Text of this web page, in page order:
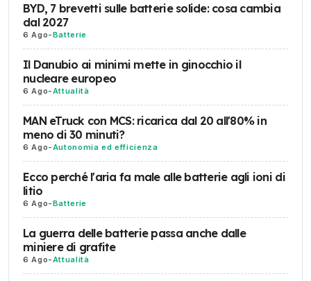
BYD, 7 brevetti sulle batterie solide: cosa cambia
dal 2027
6 Ago-Batterie
Il Danubio ai minimi mette in ginocchio il
nucleare europeo
6 Ago-Attualità
MAN eTruck con MCS: ricarica dal 20 all'80% in
meno di 30 minuti?
6 Ago-Autonomia ed efficienza
Ecco perché l'aria fa male alle batterie agli ioni di
litio
6 Ago-Batterie
La guerra delle batterie passa anche dalle
miniere di grafite
6 Ago-Attualità